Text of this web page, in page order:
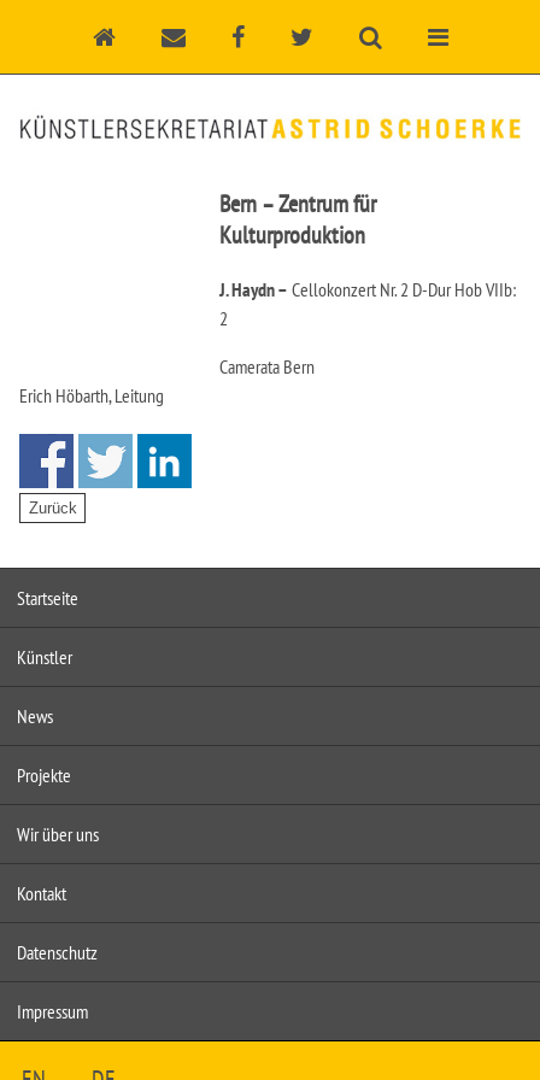
Bern – Zentrum für
Kulturproduktion
J. Haydn – Cellokonzert Nr. 2 D-Dur Hob VIIb:
2
Camerata Bern
Erich Höbarth, Leitung
Startseite
Künstler
News
Projekte
Wir über uns
Kontakt
Datenschutz
Impressum